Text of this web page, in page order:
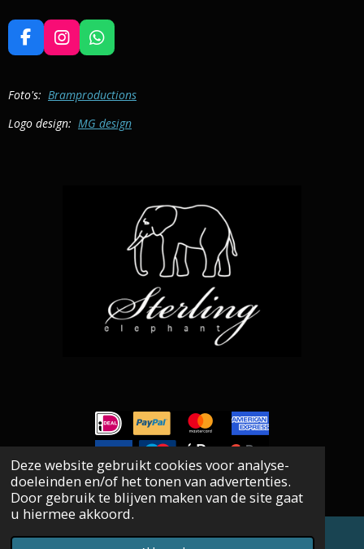
Deze website gebruikt cookies voor analyse-
doeleinden en/of het tonen van advertenties.
Door gebruik te blijven maken van de site gaat
u hiermee akkoord.
F
a
e
o
I
n
t
g
W
h
t
A
Foto's: Bramproductions
Logo design: MG design
©Sterling Elephant, Silver Jewellery. Since 2006.